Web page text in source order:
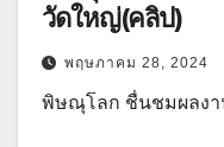
วัดใหญ่(คลิป)
พฤษภาคม 28, 2024
พิษณุโลก ชื่นชมผลง